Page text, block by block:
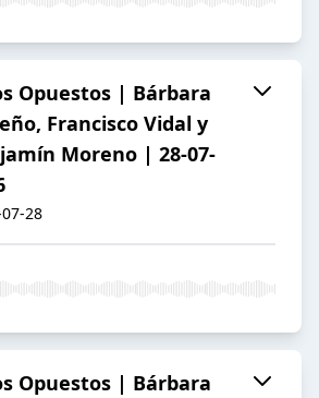
Opuestos | Bárbara
Francisco Vidal y
Moreno | 28-07-
28
Opuestos | Bárbara